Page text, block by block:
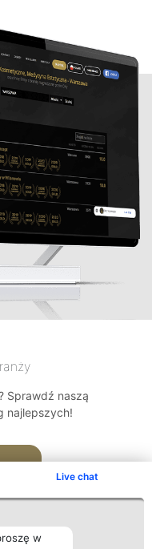
Live chat
w
Sprawdź naszą
najlepszych!